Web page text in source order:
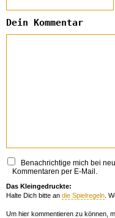
Dein Kommentar
Benachrichtige mich bei
Kommentaren per E-Mail.
Das Kleingedruckte:
Halte Dich bitte an die Spielregeln .
Um hier kommentieren zu können,